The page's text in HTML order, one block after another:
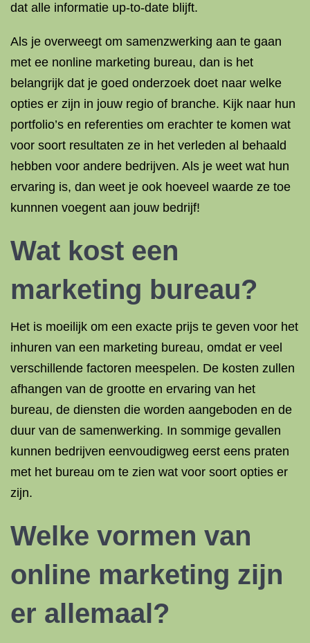
dat alle informatie up-to-date blijft.
Als je overweegt om samenzwerking aan te gaan
met ee nonline marketing bureau, dan is het
belangrijk dat je goed onderzoek doet naar welke
opties er zijn in jouw regio of branche. Kijk naar hun
portfolio’s en referenties om erachter te komen wat
voor soort resultaten ze in het verleden al behaald
hebben voor andere bedrijven. Als je weet wat hun
ervaring is, dan weet je ook hoeveel waarde ze toe
kunnnen voegent aan jouw bedrijf!
Wat kost een
marketing bureau?
Het is moeilijk om een exacte prijs te geven voor het
inhuren van een marketing bureau, omdat er veel
verschillende factoren meespelen. De kosten zullen
afhangen van de grootte en ervaring van het
bureau, de diensten die worden aangeboden en de
duur van de samenwerking. In sommige gevallen
kunnen bedrijven eenvoudigweg eerst eens praten
met het bureau om te zien wat voor soort opties er
zijn.
Welke vormen van
online marketing zijn
er allemaal?